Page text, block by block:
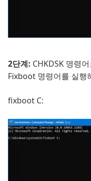
2단계: CHKDSK 명령
Fixboot 명령어를 실행
fixboot C: